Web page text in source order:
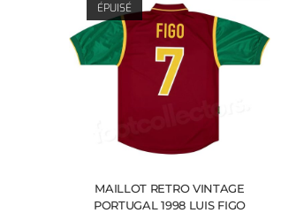
ÉPUISÉ
MAILLOT RETRO VINTAGE
PORTUGAL 1998 LUIS FIGO